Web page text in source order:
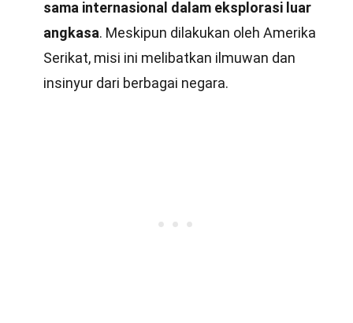
sama internasional dalam eksplorasi luar
angkasa. Meskipun dilakukan oleh Amerika
Serikat, misi ini melibatkan ilmuwan dan
insinyur dari berbagai negara.